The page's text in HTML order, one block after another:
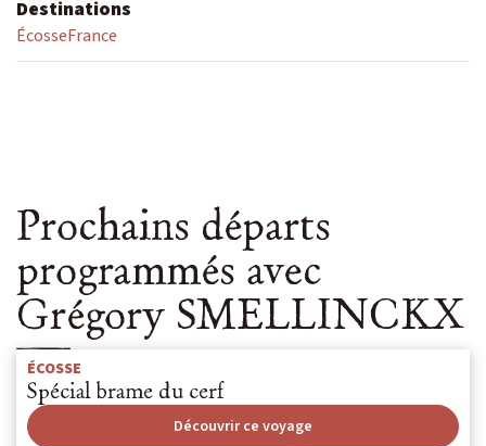
Passionné d’observation
animalière ?
Découvrez Escursia
Notre équipe spécialiste des voyages du vivant
Destinations
ÉcosseFrance
Prochains départs
programmés avec
Grégory SMELLINCKX
ÉCOSSE
Spécial brame du cerf
Découvrir ce voyage